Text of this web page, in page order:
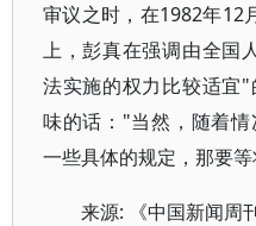
审议之时，在1982年12
上，彭真在强调由全国
法实施的权力比较适宜
味的话："当然，随着
一些具体的规定，那要
来源: 《中国新闻周